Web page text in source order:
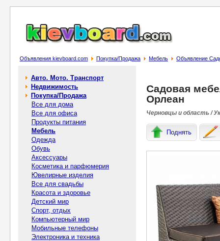
Объявления kievboard.com Покупка/Продажа Мебель Объявление
Авто. Мото. Транспорт
Недвижимость
Покупка/Продажа
Все для дома
Все для офиса
Продукты питания
Мебель
Одежда
Обувь
Аксессуары
Косметика и парфюмерия
Ювелирные изделия
Все для свадьбы
Красота и здоровье
Детский мир
Спорт, отдых
Компьютерный мир
Мобильные телефоны
Электроника и техника
Садовая
Орлеан
Черновцы и область /
Поднять